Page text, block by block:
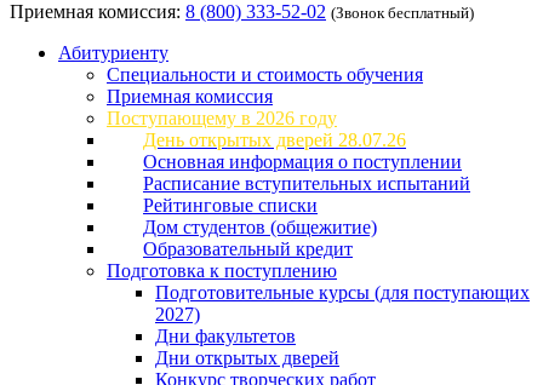
Приемная комиссия: 8 (800) 333-52-02 (Звонок бесплатный)
Абитуриенту
Специальности и стоимость обучения
Приемная комиссия
Поступающему в 2026 году
День открытых дверей 28.07.26
Основная информация о поступлении
Расписание вступительных испытаний
Рейтинговые списки
Дом студентов (общежитие)
Образовательный кредит
Подготовка к поступлению
Подготовительные курсы (для поступающих
2027)
Дни факультетов
Дни открытых дверей
Конкурс творческих работ